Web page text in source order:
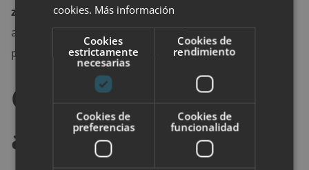
zinc y sus propiedades antiinflamatorias
así, uno de las opciones más saludables y potentes,
para endulzar tus alimentos de manera natural.
Come más sano con
algunas de estas
cookies. Más información
Cookies
estrictamente
necesarias
Cookies de
rendimiento
Cookies de
preferencias
Cookies de
funcionalidad